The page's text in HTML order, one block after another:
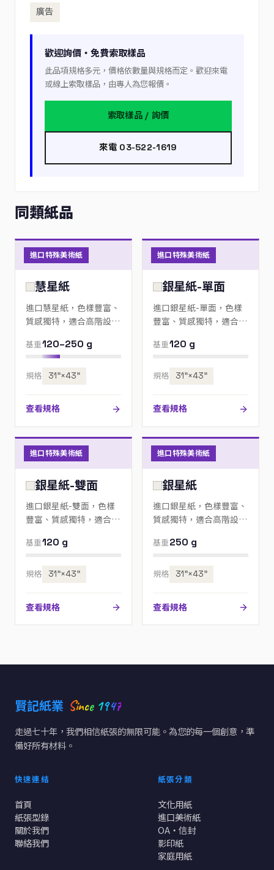
廣告
歡迎詢價・免費索取樣品
此品項規格多元，價格依數量與規格而定。歡迎來電
或線上索取樣品，由專人為您報價。
索取樣品 / 詢價
來電 03-522-1619
同類紙品
進口特殊美術紙
慧星紙
進口慧星紙，色樣豐富、
質感獨特，適合高階設
來電指定色號。
基重120–250 g
規格 31”×43”
查看規格
進口特殊美術紙
銀星紙-單面
進口銀星紙-單面，色樣
豐富、質感獨特，適合高
歡迎來電指定色號。
基重120 g
規格 31”×43”
查看規格
進口特殊美術紙
銀星紙-雙面
進口銀星紙-雙面，色樣
豐富、質感獨特，適合高
歡迎來電指定色號。
基重120 g
規格 31”×43”
查看規格
進口特殊美術紙
銀星紙
進口銀星紙，色樣豐富、
質感獨特，適合高階設
來電指定色號。
基重250 g
規格 31”×43”
查看規格
賢記紙業 Since 1947
走過七十年，我們相信紙張的無限可能。為您的每一個創意，準
備好所有材料。
快速連結
首頁
紙張型錄
關於我們
聯絡我們
紙張分類
文化用紙
進口美術紙
OA・信封
影印紙
家庭用紙